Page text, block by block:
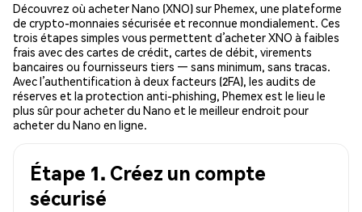
Découvrez où acheter Nano (XNO) sur Phemex, une plateforme
de crypto-monnaies sécurisée et reconnue mondialement. Ces
trois étapes simples vous permettent d’acheter XNO à faibles
frais avec des cartes de crédit, cartes de débit, virements
bancaires ou fournisseurs tiers — sans minimum, sans tracas.
Avec l’authentification à deux facteurs (2FA), les audits de
réserves et la protection anti-phishing, Phemex est le lieu le
plus sûr pour acheter du Nano et le meilleur endroit pour
acheter du Nano en ligne.
Étape 1. Créez un compte
sécurisé